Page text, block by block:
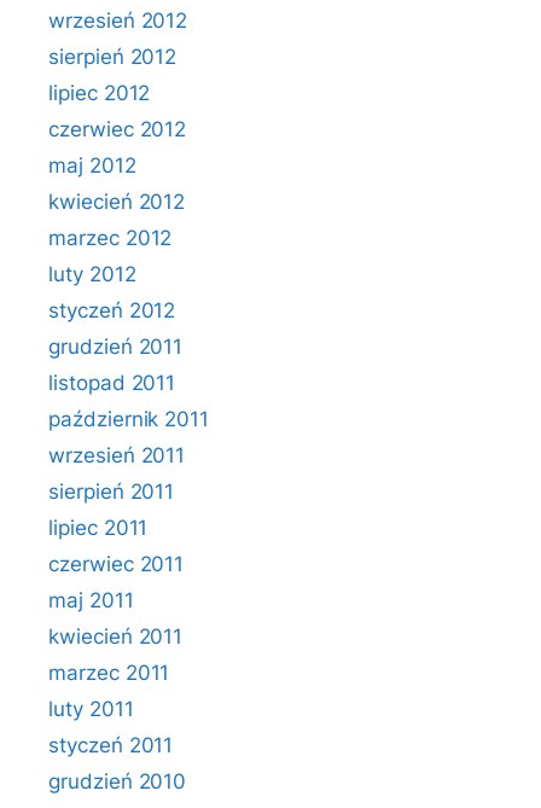
wrzesień 2012
sierpień 2012
lipiec 2012
czerwiec 2012
maj 2012
kwiecień 2012
marzec 2012
luty 2012
styczeń 2012
grudzień 2011
listopad 2011
październik 2011
wrzesień 2011
sierpień 2011
lipiec 2011
czerwiec 2011
maj 2011
kwiecień 2011
marzec 2011
luty 2011
styczeń 2011
grudzień 2010